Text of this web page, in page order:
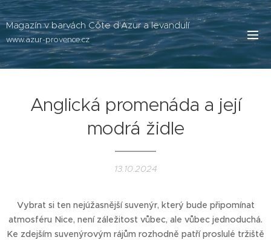
Magazín v barvách Côte d'Azur a levandulí
www.azur-provence.cz
Anglická promenáda a její
modrá židle
13.10.2024
Vybrat si ten nejúžasnější suvenýr, který bude připomínat
atmosféru Nice, není záležitost vůbec, ale vůbec jednoduchá.
Ke zdejším suvenýrovým rájům rozhodně patří proslulé tržiště